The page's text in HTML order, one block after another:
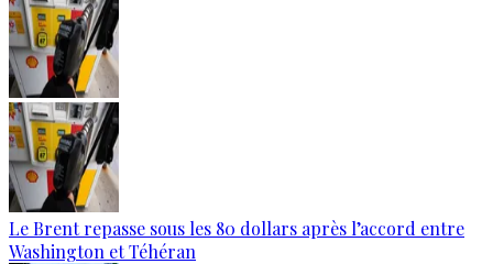
Le Brent repasse sous les 80 dollars après l’accord entre
Washington et Téhéran